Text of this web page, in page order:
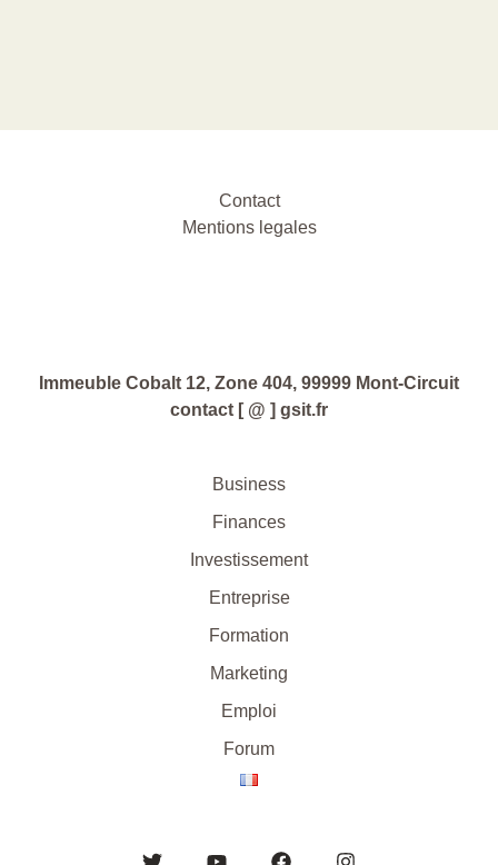
Contact
Mentions legales
Immeuble Cobalt 12, Zone 404, 99999 Mont-Circuit
contact [ @ ] gsit.fr
Business
Finances
Investissement
Entreprise
Formation
Marketing
Emploi
Forum